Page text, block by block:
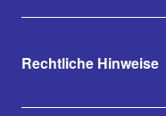
Rechtliche Hinweise